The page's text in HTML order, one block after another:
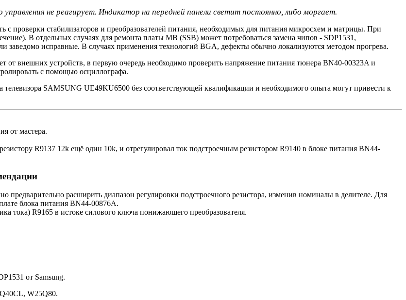
не реагирует. Индикатор на передней панели светит постоянно, либо моргает.
с проверки стабилизаторов и преобразователей питания, необходимых для питания микросхем и матрицы. При
В отдельных случаях для ремонта платы MB (SSB) может потребоваться замена чипов - SDP1531,
исправные. В случаях применения технологий BGA, дефекты обычно локализуются методом прогрева.
от внешних устройств, в первую очередь необходимо проверить напряжение питания тюнера BN40-00323A и
с помощью осциллографа.
SAMSUNG UE49KU6500 без соответствующей квалификации и необходимого опыта могут привести к
от мастера.
R9137 12k ещё один 10k, и отрегулировал ток подстроечным резистором R9140 в блоке питания BN44-
предварительно расширить диапазон регулировки подстроечного резистора, изменив номиналы в делителе. Для
блока питания BN44-00876A.
тока) R9165 в истоке силового ключа понижающего преобразователя.
от Samsung.
W25Q80.